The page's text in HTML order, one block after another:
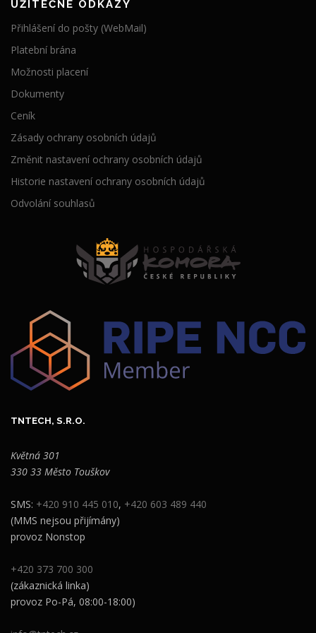
UŽITEČNÉ ODKAZY
Přihlášení do pošty (WebMail)
Platební brána
Možnosti placení
Dokumenty
Ceník
Zásady ochrany osobních údajů
Změnit nastavení ochrany osobních údajů
Historie nastavení ochrany osobních údajů
Odvolání souhlasů
TNTECH, S.R.O.
Květná 301
330 33 Město Touškov
SMS: +420 910 445 010, +420 603 489 440
(MMS nejsou přijímány)
provoz Nonstop
+420 373 700 300
(zákaznická linka)
provoz Po-Pá, 08:00-18:00)